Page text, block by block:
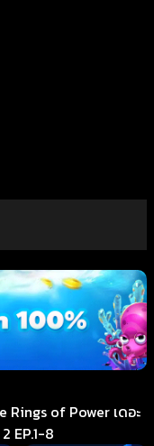
of Power เดอะ
EP.1-8